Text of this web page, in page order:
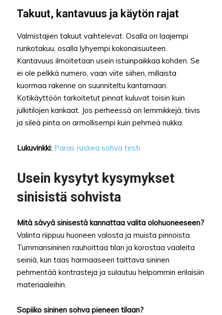
Takuut, kantavuus ja käytön rajat
Valmistajien takuut vaihtelevat. Osalla on laajempi
runkotakuu, osalla lyhyempi kokonaisuuteen.
Kantavuus ilmoitetaan usein istuinpaikkaa kohden. Se
ei ole pelkkä numero, vaan viite siihen, millaista
kuormaa rakenne on suunniteltu kantamaan.
Kotikäyttöön tarkoitetut pinnat kuluvat toisin kuin
julkitilojen kankaat. Jos perheessä on lemmikkejä, tiivis
ja sileä pinta on armollisempi kuin pehmeä nukka.
Lukuvinkki: Paras ruskea sohva testi
Usein kysytyt kysymykset
sinisistä sohvista
Mitä sävyä sinisestä kannattaa valita olohuoneeseen?
Valinta riippuu huoneen valosta ja muista pinnoista.
Tummansininen rauhoittaa tilan ja korostaa vaaleita
seiniä, kun taas harmaaseen taittava sininen
pehmentää kontrasteja ja sulautuu helpommin erilaisiin
materiaaleihin.
Sopiiko sininen sohva pieneen tilaan?